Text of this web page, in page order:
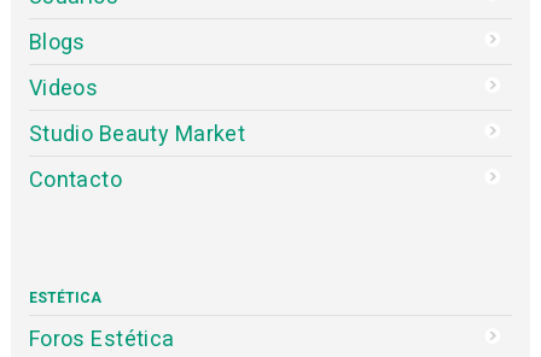
Blogs
Videos
Studio Beauty Market
Contacto
ESTÉTICA
Foros Estética